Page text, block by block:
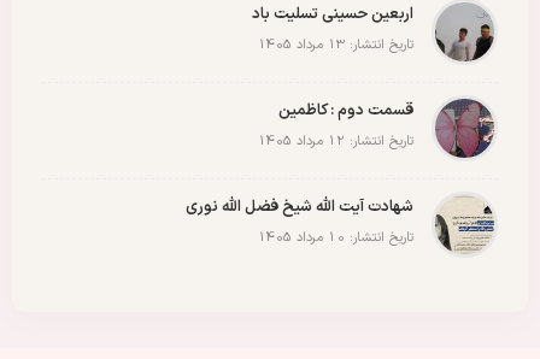
اربعین حسینی تسلیت باد
تاریخ انتشار: 13 مرداد 1405
قسمت دوم : کاظمین
تاریخ انتشار: 12 مرداد 1405
شهادت آیت الله شیخ فضل الله نوری
تاریخ انتشار: 10 مرداد 1405